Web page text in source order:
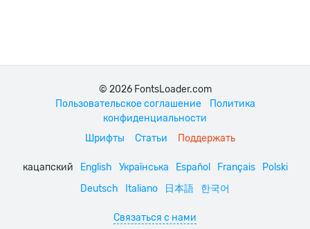
© 2026 FontsLoader.com
Пользовательское соглашение
Политика
конфиденциальности
Шрифты
Статьи Поддержать
кацапский English Українська Español Français
Polski
Deutsch
Italiano 日本語 한국어
Связаться с нами